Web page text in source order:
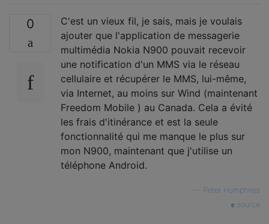
0
C'est un vieux fil, je sais, mais je voulais
ajouter que l'application de messagerie
multimédia Nokia N900 pouvait recevoir
une notification d'un MMS via le réseau
cellulaire et récupérer le MMS, lui-même,
via Internet, au moins sur Wind (maintenant
Freedom Mobile ) au Canada. Cela a évité
les frais d'itinérance et est la seule
fonctionnalité qui me manque le plus sur
mon N900, maintenant que j'utilise un
téléphone Android.
Peter Humphries
source